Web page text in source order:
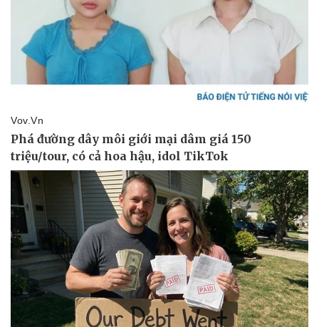
Văn hóa
Sân khấu - Điện ảnh
Văn học
Di sản
Giải trí
Nghệ sĩ
Thời trang
Sao Việt